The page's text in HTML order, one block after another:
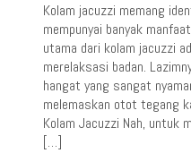
Kolam jacuzzi memang
mempunyai banyak
utama dari kolam jacuzzi
merelaksasi badan.
hangat yang sangat
melemaskan otot tegang
Kolam Jacuzzi Nah, untuk
[…]